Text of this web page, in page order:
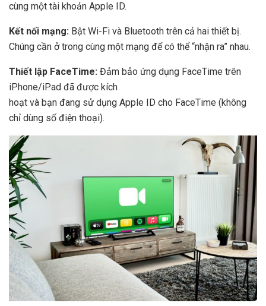
cùng một tài khoản Apple ID.
Kết nối mạng: Bật Wi-Fi và Bluetooth trên cả hai thiết bị.
Chúng cần ở trong cùng một mạng để có thể “nhận ra” nhau.
Thiết lập FaceTime: Đảm bảo ứng dụng FaceTime trên
iPhone/iPad đã được kích
hoạt và bạn đang sử dụng Apple ID cho FaceTime (không
chỉ dùng số điện thoại).